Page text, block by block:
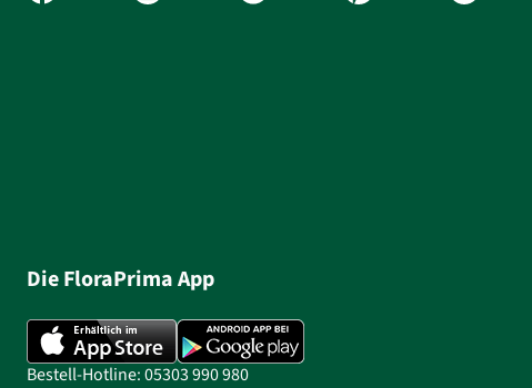
Die FloraPrima App
Bestell-Hotline: 05303 990 980